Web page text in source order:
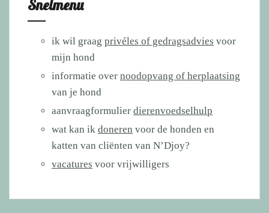
Snelmenu
ik wil graag privéles of gedragsadvies voor
mijn hond
informatie over noodopvang of herplaatsing
van je hond
aanvraagformulier dierenvoedselhulp
wat kan ik doneren voor de honden en
katten van cliënten van N’Djoy?
vacatures voor vrijwilligers